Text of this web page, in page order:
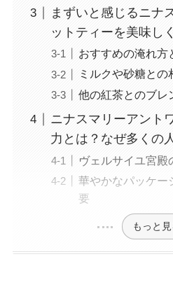
まずいと感じるニナ
ットティーを美味し
おすすめの淹れ方
ミルクや砂糖との
他の紅茶とのブレ
ニナスマリーアント
力とは？なぜ多くの
ヴェルサイユ宮殿
華やかなパッケー
要
もっと見